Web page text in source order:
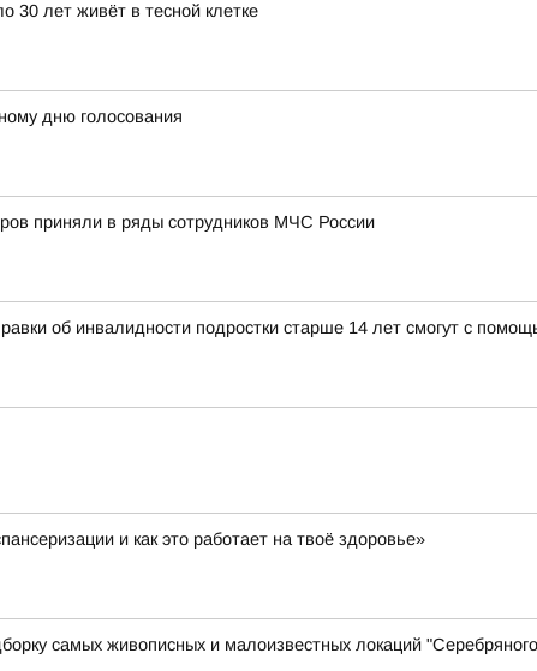
30 лет живёт в тесной клетке
дню голосования
приняли в ряды сотрудников МЧС России
об инвалидности подростки старше 14 лет смогут с
и как это работает на твоё здоровье»
самых живописных и малоизвестных локаций